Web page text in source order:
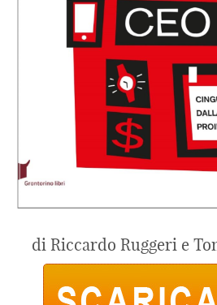
di Riccardo Ruggeri e